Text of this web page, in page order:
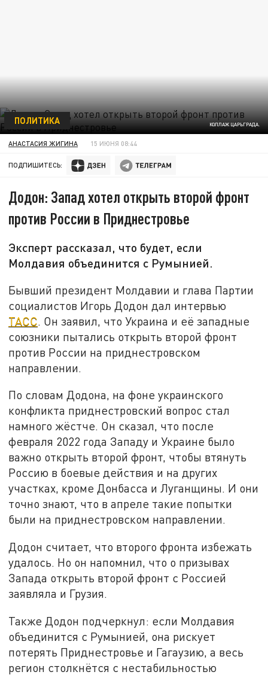
КОЛЛАЖ ЦАРЬГРАДА.
ПОЛИТИКА
АНАСТАСИЯ ЖИГИНА 15 ИЮНЯ 08:44
ПОДПИШИТЕСЬ:
Додон: Запад хотел открыть второй фронт
против России в Приднестровье
Эксперт рассказал, что будет, если
Молдавия объединится с Румынией.
Бывший президент Молдавии и глава Партии
социалистов Игорь Додон дал интервью
ТАСС. Он заявил, что Украина и её западные
союзники пытались открыть второй фронт
против России на приднестровском
направлении.
По словам Додона, на фоне украинского
конфликта приднестровский вопрос стал
намного жёстче. Он сказал, что после
февраля 2022 года Западу и Украине было
важно открыть второй фронт, чтобы втянуть
Россию в боевые действия и на других
участках, кроме Донбасса и Луганщины. И они
точно знают, что в апреле такие попытки
были на приднестровском направлении.
Додон считает, что второго фронта избежать
удалось. Но он напомнил, что о призывах
Запада открыть второй фронт с Россией
заявляла и Грузия.
Также Додон подчеркнул: если Молдавия
объединится с Румынией, она рискует
потерять Приднестровье и Гагаузию, а весь
регион столкнётся с нестабильностью